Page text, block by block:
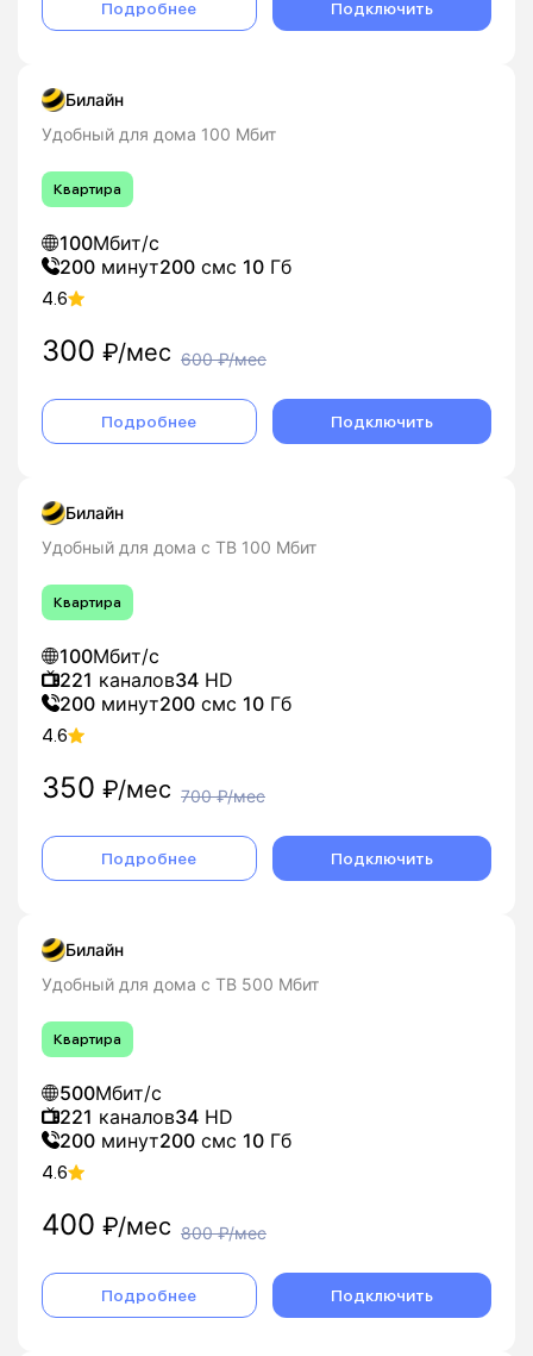
Подробнее Подключить
Билайн
Удобный для дома 100 Мбит
Квартира
100Мбит/с
200 минут200 смс 10 Гб
4.6
300 ₽/мес 600₽/мес
Подробнее Подключить
Билайн
Удобный для дома с ТВ 100 Мбит
Квартира
100Мбит/с
221 каналов34 HD
200 минут200 смс 10 Гб
4.6
350 ₽/мес 700₽/мес
Подробнее Подключить
Билайн
Удобный для дома с ТВ 500 Мбит
Квартира
500Мбит/с
221 каналов34 HD
200 минут200 смс 10 Гб
4.6
400 ₽/мес 800₽/мес
Подробнее Подключить